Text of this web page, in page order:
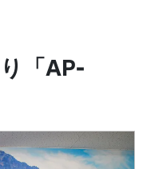
「AP-